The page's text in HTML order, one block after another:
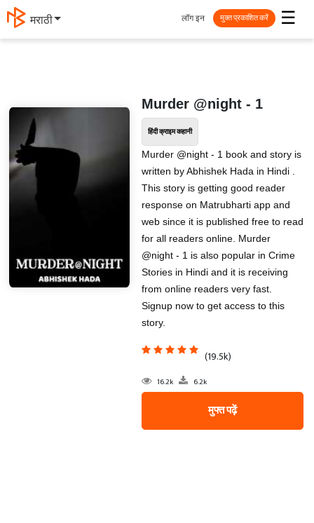
मराठी ☰
लॉग इन मुक्त प्रकाशित करें
Murder @night - 1
हिंदी क्राइम कहानी
Murder @night - 1 book and story is
written by Abhishek Hada in Hindi .
This story is getting good reader
response on Matrubharti app and
web since it is published free to read
for all readers online. Murder
@night - 1 is also popular in Crime
Stories in Hindi and it is receiving
from online readers very fast.
Signup now to get access to this
story.
(19.5k)
16.2k 6.2k
मुफ्त पढ़ें